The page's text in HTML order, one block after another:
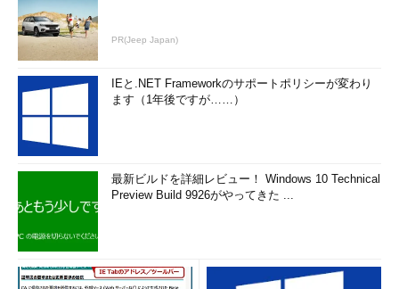
PR(Jeep Japan)
IEと.NET Frameworkのサポートポリシーが変わり
ます（1年後ですが……）
最新ビルドを詳細レビュー！ Windows 10 Technical
Preview Build 9926がやってきた ...